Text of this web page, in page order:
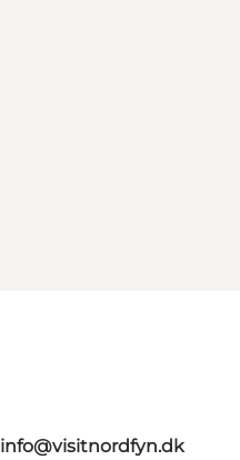
info@visitnordfyn.dk